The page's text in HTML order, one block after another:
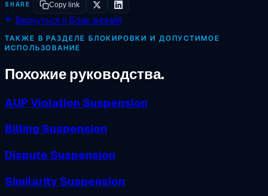
SHARE Copy link
Вернуться к Базе знаний
ТАКЖЕ В РАЗДЕЛЕ БЛОКИРОВКИ И ДОПУСТИМОЕ
ИСПОЛЬЗОВАНИЕ
Похожие руководства.
AUP Violation Suspension
Billing Suspension
Dispute Suspension
Similarity Suspension